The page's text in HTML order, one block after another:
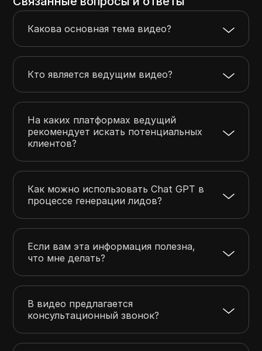
Какова основная тема видео?
Кто является ведущим видео?
На каких платформах ведущий
рекомендует искать потенциальных
клиентов?
Как можно использовать Chat GPT в
процессе генерации лидов?
Если вам эта информация полезна,
что мне делать?
В видео предлагается
консультационный звонок?